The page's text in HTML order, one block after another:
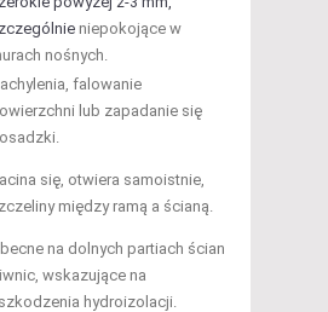
niepokojące w
nośnych.
falowanie
lub zapadanie się
się, otwiera samoistnie,
między ramą a ścianą.
na dolnych partiach ścian
wskazujące na
hydroizolacji.